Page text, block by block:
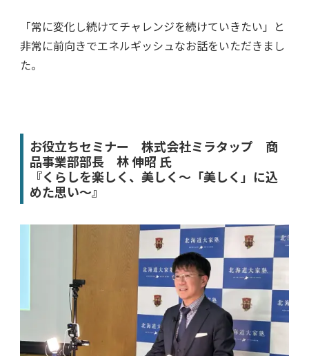
「常に変化し続けてチャレンジを続けていきたい」と
非常に前向きでエネルギッシュなお話をいただきまし
た。
お役立ちセミナー 株式会社ミラタップ 商
品事業部部長 林 伸昭 氏
『くらしを楽しく、美しく～「美しく」に込
めた思い～』